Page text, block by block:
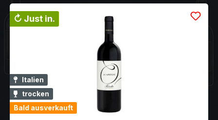
↻ Just in.
Italien
trocken
Bald ausverkauft